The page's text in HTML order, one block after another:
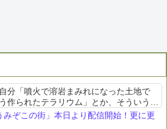
分「噴火で溶岩まみれになった土地で
作られたテラリウム」とか、そういうの
建物作ってるんよいかにも崩壊世界って
ぞこの街」本日より配信開始！更に更